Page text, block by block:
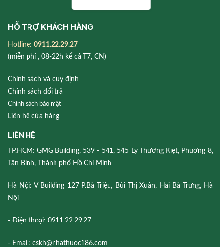
HỖ TRỢ KHÁCH HÀNG
Hotline: 0911.22.29.27
(miễn phí , 08-22h kể cả T7, CN)
Chính sách và quy định
Chính sách đổi trả
Chính sách bảo mật
Liên hệ cửa hàng
LIÊN HỆ
TP.HCM: GMG Building, 539 - 541, 545 Lý Thường Kiệt, Phường 8,
Tân Bình, Thành phố Hồ Chí Minh
Hà Nội: V Building 127 P.Bà Triệu, Bùi Thị Xuân, Hai Bà Trưng, Hà
Nội
- Điện thoại: 0911.22.29.27
- Email: cskh@nhathuoc186.com